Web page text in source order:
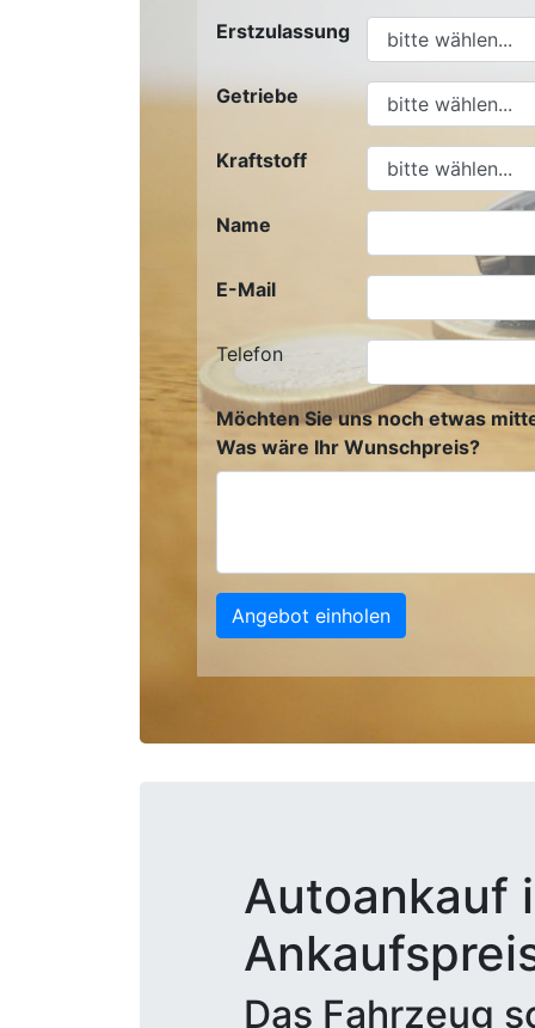
Erstzulassung
Getriebe
Kraftstoff
Name
E-Mail
Telefon
Möchten Sie uns noch etwas
Was wäre Ihr Wunschpreis?
Angebot einholen
Autoankauf
Das Fahrzeug